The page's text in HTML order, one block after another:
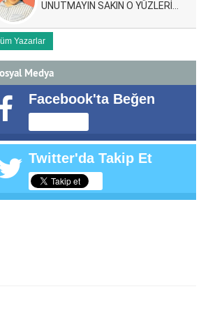
UNUTMAYIN SAKIN O YÜZLERİ…
Yazarlar
Medya
Facebook'ta Beğen
Twitter'da Takip Et